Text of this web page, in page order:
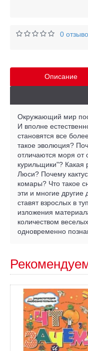
0
Описание
Окружающий мир
И вполне
становятся все
такое эволюция?
отличаются моря от
курильщики"? Какая
Люси? Почему
комары? Что такое
эти и многие другие
ставят взрослых в
изложения
количеством
одновременно